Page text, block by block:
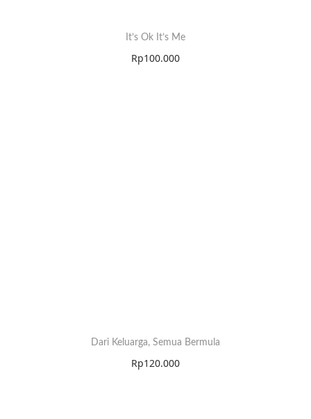
It’s Ok It’s Me
Rp100.000
Dari Keluarga, Semua Bermula
Rp120.000